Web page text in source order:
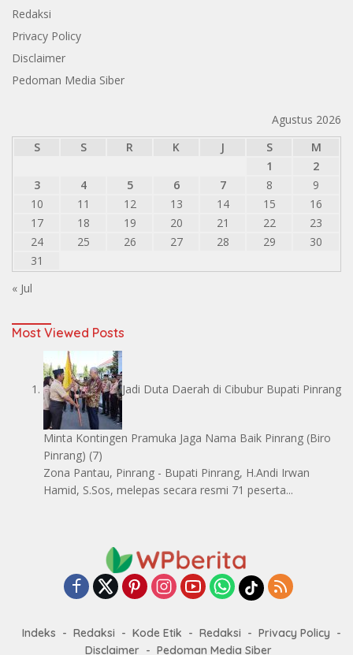
Redaksi
Privacy Policy
Disclaimer
Pedoman Media Siber
Agustus 2026
S
S R K J S
M
1
2
3
4 5 6 7 8
9
10
11 12 13 14 15
16
17
18 19 20 21 22
23
24
25 26 27 28 29
30
31
« Jul
Most Viewed Posts
Jadi Duta Daerah di Cibubur Bupati Pinrang
Minta Kontingen Pramuka Jaga Nama Baik Pinrang (Biro
Pinrang) (7)
Zona Pantau, Pinrang - Bupati Pinrang, H.Andi Irwan
Hamid, S.Sos, melepas secara resmi 71 peserta...
Indeks Redaksi Kode Etik Redaksi
Privacy Policy
Disclaimer
Pedoman Media Siber